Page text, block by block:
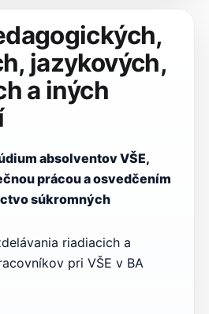
jazykových,
a iných
absolventov VŠE,
prácou a osvedčením
súkromných
riadiacich a
pri VŠE v BA